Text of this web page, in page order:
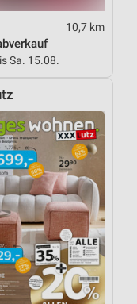
10,7 km
Sa. 15.08.
von